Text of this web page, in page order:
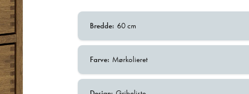
Bredde: 60 cm
Farve: Mørkolieret